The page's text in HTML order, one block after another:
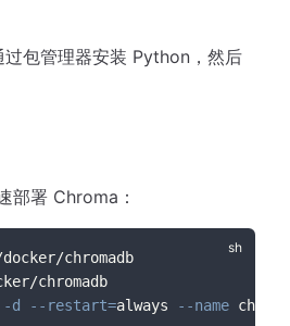
包管理器安装 Python，然后
部署 Chroma：
chromadb
chromadb
-d --restart=always --name